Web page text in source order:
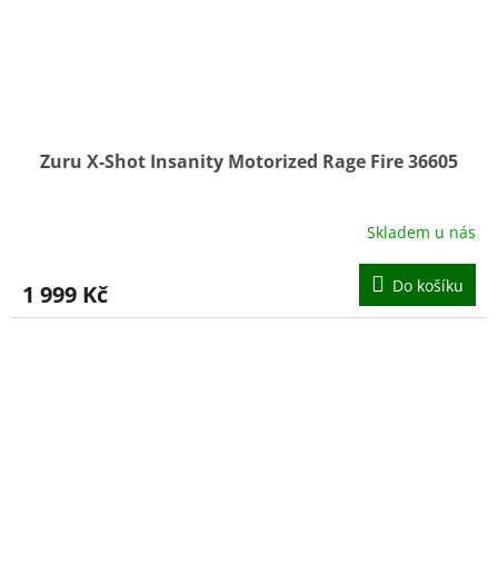
Zuru X-Shot Insanity Motorized Rage Fire 36605
Skladem u nás
1 999 Kč Do košíku